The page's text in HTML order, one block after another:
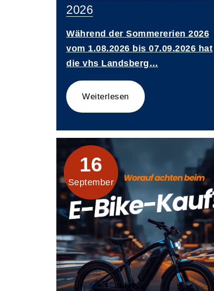
2026
Während der Sommererien 2026
vom 1.08.2026 bis 07.09.2026 hat
die vhs Landsberg…
Weiterlesen
16
September